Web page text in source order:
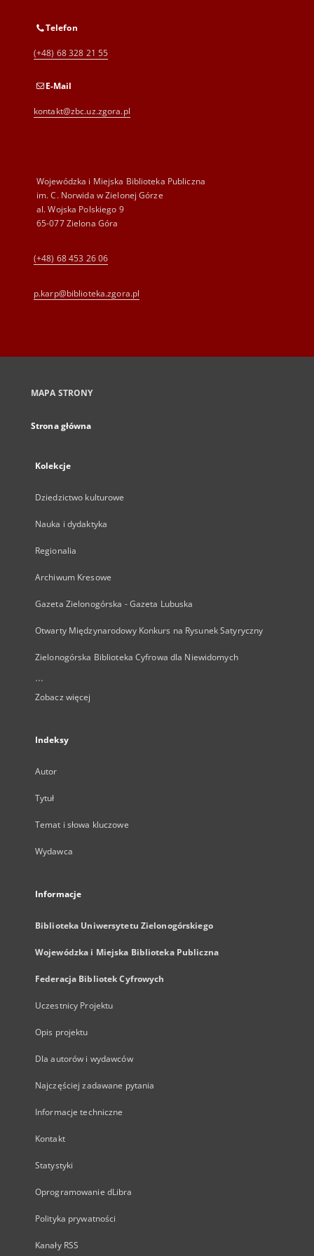
Telefon
(+48) 68 328 21 55
E-Mail
kontakt@zbc.uz.zgora.pl
Wojewódzka i Miejska Biblioteka Publiczna
im. C. Norwida w Zielonej Górze
al. Wojska Polskiego 9
65-077 Zielona Góra
(+48) 68 453 26 06
p.karp@biblioteka.zgora.pl
MAPA STRONY
Strona główna
Kolekcje
Dziedzictwo kulturowe
Nauka i dydaktyka
Regionalia
Archiwum Kresowe
Gazeta Zielonogórska - Gazeta Lubuska
Otwarty Międzynarodowy Konkurs na Rysunek Satyryczny
Zielonogórska Biblioteka Cyfrowa dla Niewidomych
...
Zobacz więcej
Indeksy
Autor
Tytuł
Temat i słowa kluczowe
Wydawca
Informacje
Biblioteka Uniwersytetu Zielonogórskiego
Wojewódzka i Miejska Biblioteka Publiczna
Federacja Bibliotek Cyfrowych
Uczestnicy Projektu
Opis projektu
Dla autorów i wydawców
Najczęściej zadawane pytania
Informacje techniczne
Kontakt
Statystyki
Oprogramowanie dLibra
Polityka prywatności
Kanały RSS